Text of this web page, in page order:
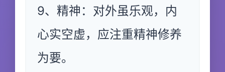
9、精神：对外虽乐观，内
心实空虚，应注重精神修养
为要。